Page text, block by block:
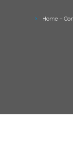
Home –